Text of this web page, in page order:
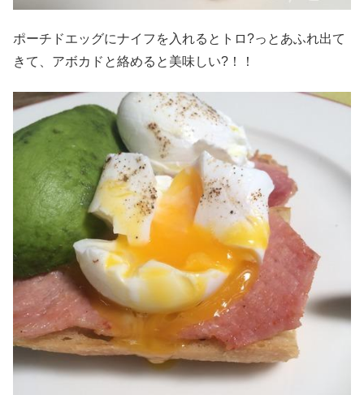
ポーチドエッグにナイフを入れるとトロ?っとあふれ出て
きて、アボカドと絡めると美味しい?！！